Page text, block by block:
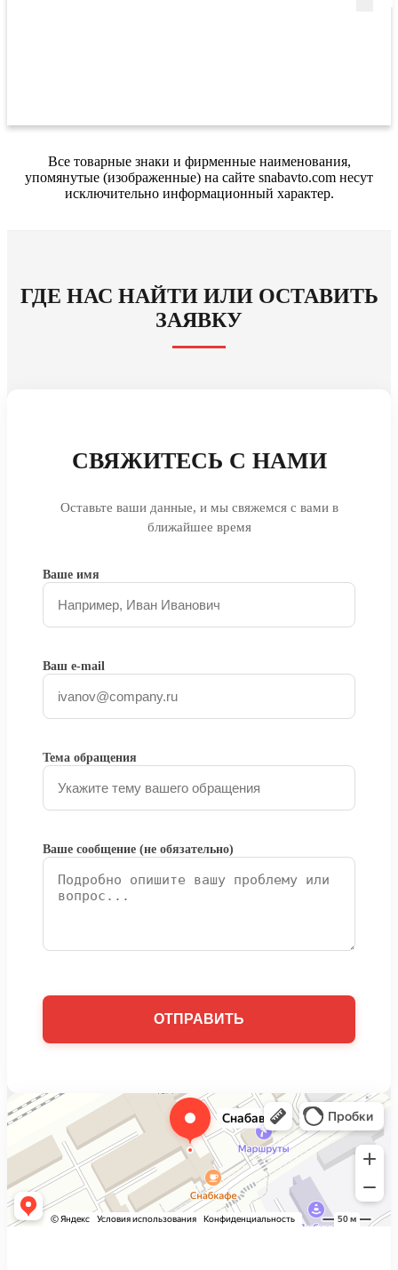
Все товарные знаки и фирменные наименования,
упомянутые (изображенные) на сайте snabavto.com несут
исключительно информационный характер.
ГДЕ НАС НАЙТИ ИЛИ ОСТАВИТЬ
ЗАЯВКУ
СВЯЖИТЕСЬ С НАМИ
Оставьте ваши данные, и мы свяжемся с вами в
ближайшее время
Ваше имя
Ваш e-mail
Тема обращения
Ваше сообщение (не обязательно)